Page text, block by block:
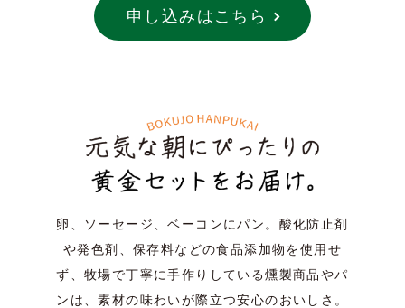
申し込みはこちら
卵、ソーセージ、ベーコンにパン。 酸化防止剤
や発色剤、保存料などの食品添加物を使用せ
ず、牧場で丁寧に手作りしている燻製商品やパ
ンは、素材の味わいが際立つ安心のおいしさ。